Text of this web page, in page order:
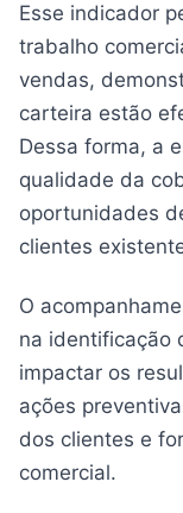
Esse indicador
trabalho
vendas,
carteira estão
Dessa forma, a
qualidade da
oportunidades
clientes
O
na identificação
impactar os
ações
dos clientes e
comercial.